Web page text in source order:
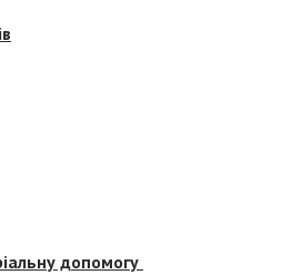
допомогу